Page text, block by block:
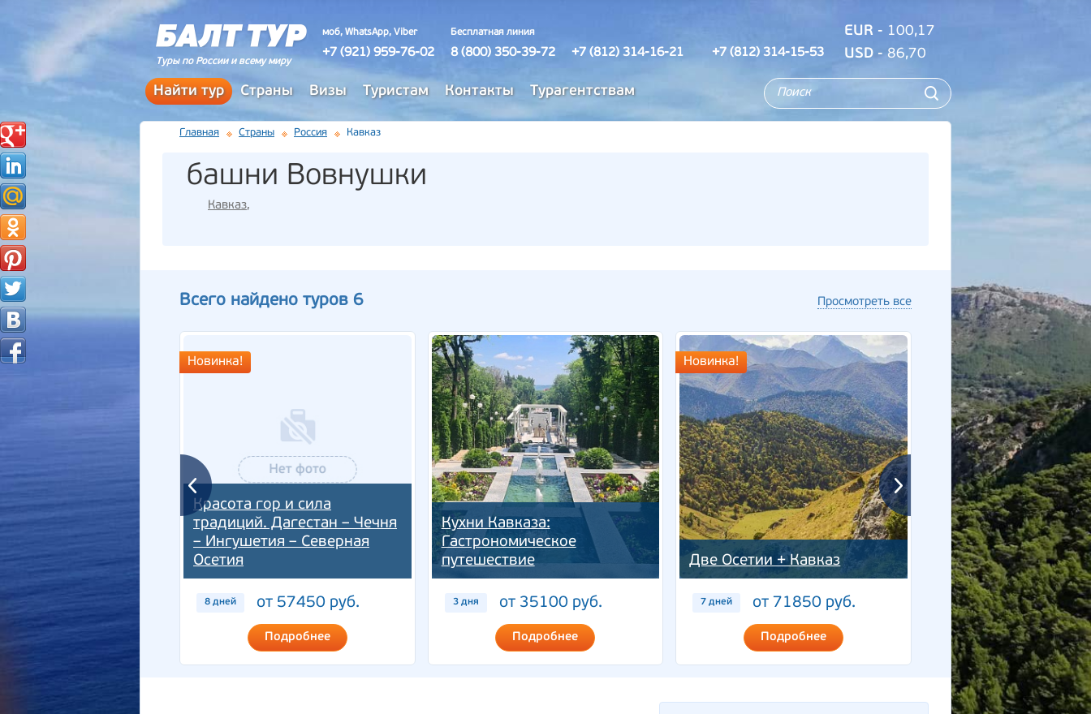
Туры по России и всему миру
моб, WhatsApp, Viber
+7 (921) 959-76-02
Бесплатная линия
8 (800) 350-39-72 +7 (812) 314-16-21 +7 (812) 314-15-53
EUR - 100,17
USD - 86,70
Найти тур Страны Визы Туристам Контакты Турагентствам
Главная Страны Россия Кавказ
башни Вовнушки
Кавказ,
Всего найдено туров 6 Просмотреть все
Красота гор и сила
традиций. Дагестан – Чечня
– Ингушетия – Северная
Осетия
Новинка!
8 дней от 57450 руб.
Подробнее
Кухни Кавказа:
Гастрономическое
путешествие
3 дня от 35100 руб.
Подробнее
Две Осетии + Кавказ
Новинка!
7 дней от 71850 руб.
Подробнее
Две Осетии
5 дней от 68050
Подробнее